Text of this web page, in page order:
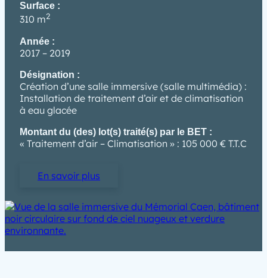
Surface :
310 m2
Année :
2017 – 2019
Désignation :
Création d’une salle immersive (salle multimédia) :
Installation de traitement d’air et de climatisation
à eau glacée
Montant du (des) lot(s) traité(s) par le BET :
« Traitement d’air – Climatisation » : 105 000 € T.T.C
En savoir plus